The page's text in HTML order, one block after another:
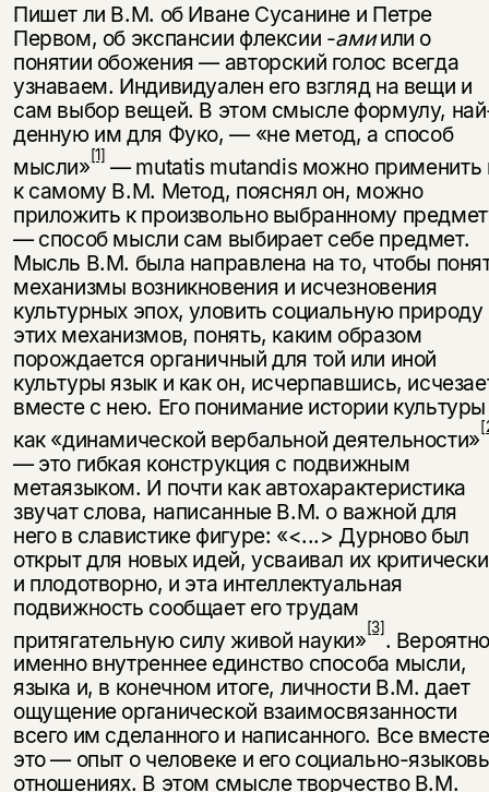
Пишет ли В.М. об Иване Сусанине и Петре
Первом, об экспансии флексии -амиили о
понятии обожения — авторский голос всегда
узнаваем. Индиви­дуален его взгляд на вещи и
сам выбор вещей. В этом смысле формулу,
денную им для Фуко, — «не метод, а способ
мысли»[1] — mutatis mutandis можно применить
к самому В.М. Метод, пояснял он, можно
приложить к произвольно выбранному
— способ мысли сам выбирает себе предмет.
Мысль В.М. была направлена на то, чтобы
механизмы воз­никновения и исчезновения
культурных эпох, уловить социальную природу
этих механизмов, понять, каким образом
порождается органичный для той или иной
культуры язык и как он, исчерпавшись,
вместе с нею. Его понимание истории культуры
как «динамической вербальной деятельности»
— это гибкая конструкция с подвижным
метаязыком. И почти как авто­характеристика
звучат слова, написанные В.М. о важной для
него в славис­тике фигуре: «<...> Дурново был
открыт для новых идей, усваивал их крити­чески
и плодотворно, и эта интеллектуальная
подвижность сообщает его тру­дам
притягательную силу живой науки»[3].
именно внутреннее единство способа мысли,
языка и, в конечном итоге, личности В.М. дает
ощу­щение органической взаимосвязанности
всего им сделанного и написанного. Все вместе
это — опыт о человеке и его социально-
отношениях. В этом смысле творчество В.М.